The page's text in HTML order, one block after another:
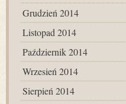
Grudzień 2014
Listopad 2014
Październik 2014
Wrzesień 2014
Sierpień 2014